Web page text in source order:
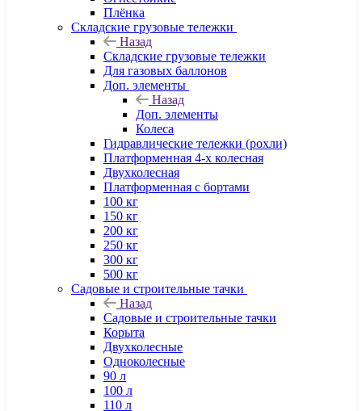
Плёнка
Складские грузовые тележки
Назад
Складские грузовые тележки
Для газовых баллонов
Доп. элементы
Назад
Доп. элементы
Колеса
Гидравлические тележки (рохли)
Платформенная 4-х колесная
Двухколесная
Платформенная с бортами
100 кг
150 кг
200 кг
250 кг
300 кг
500 кг
Садовые и строительные тачки
Назад
Садовые и строительные тачки
Корыта
Двухколесные
Одноколесные
90 л
100 л
110 л